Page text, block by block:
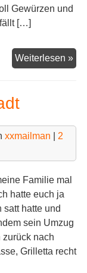
Gewürzen und
[…]
Weiterlesen »
im
xxmailman
2
Familie mal
hatte euch ja
hatte und
sein Umzug
nach
Grilletta recht